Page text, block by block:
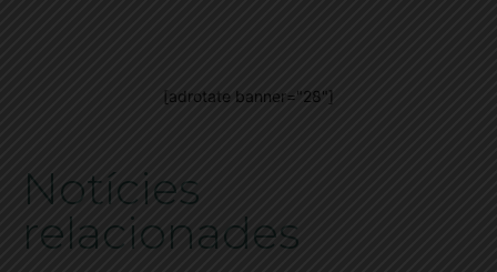
[adrotate banner="28"]
Notícies
relacionades